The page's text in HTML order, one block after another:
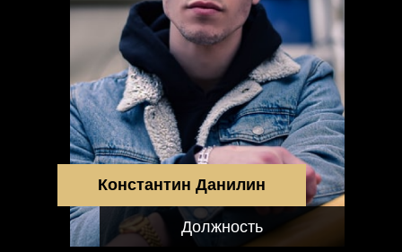
Должность
Константин Данилин
На связи
24/7